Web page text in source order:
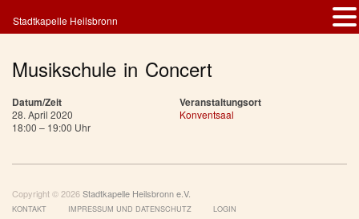
Musikschule in Concert
Datum/Zeit
28. April 2020
18:00 – 19:00 Uhr
Veranstaltungsort
Konventsaal
Copyright © 2026Stadtkapelle Heilsbronn e.V.
KONTAKT IMPRESSUM UND DATENSCHUTZ LOGIN
Stadtkapelle Heilsbronn